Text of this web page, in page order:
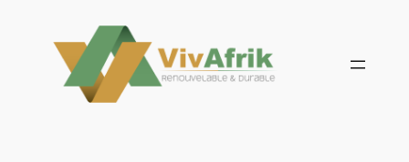
contenu